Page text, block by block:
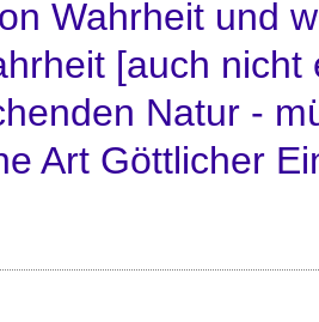
Wahrheit und
[auch nicht
Natur -
Art Göttlicher